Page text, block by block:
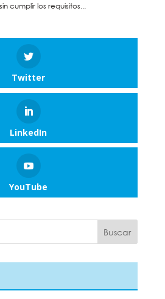
cumplir los requisitos...
Twitter
LinkedIn
YouTube